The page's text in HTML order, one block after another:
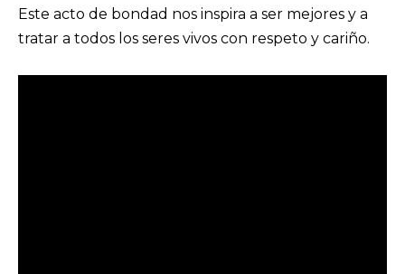
Este acto de bondad nos inspira a ser mejores y a
tratar a todos los seres vivos con respeto y cariño.